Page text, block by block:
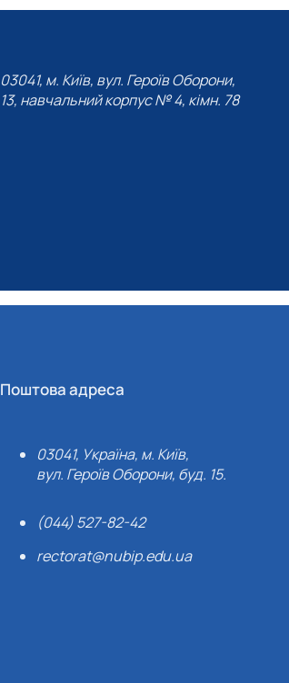
для студентів ОС Бакалавр т…
03041, м. Київ, вул. Героїв Оборони,
13, навчальний корпус № 4, кімн. 78
Поштова адреса
03041, Україна, м. Київ,
вул. Героїв Оборони, буд. 15.
(044) 527-82-42
rectorat@nubip.edu.ua